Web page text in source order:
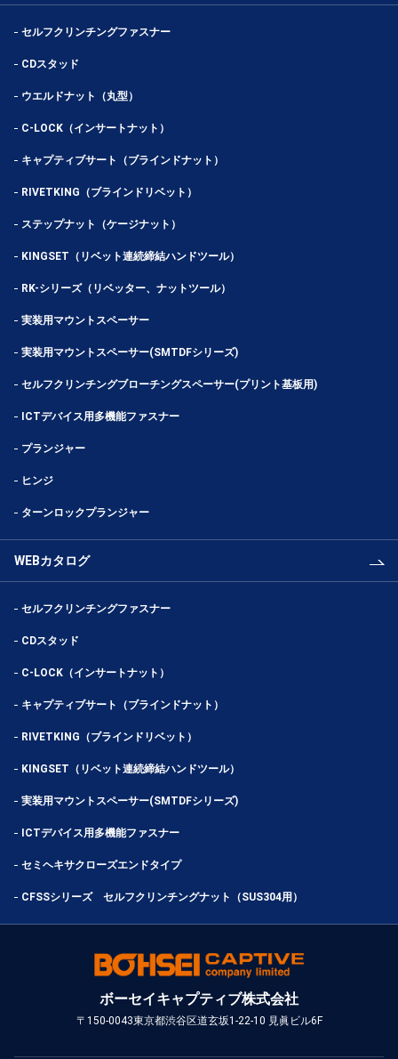
セルフクリンチングファスナー
CDスタッド
ウエルドナット（丸型）
C-LOCK（インサートナット）
キャプティブサート（ブラインドナット）
RIVETKING（ブラインドリベット）
ステップナット（ケージナット）
KINGSET（リベット連続締結ハンドツール）
RK-シリーズ（リベッター、ナットツール）
実装用マウントスペーサー
実装用マウントスペーサー(SMTDFシリーズ)
セルフクリンチングブローチングスペーサー(プリント基板用)
ICTデバイス用多機能ファスナー
プランジャー
ヒンジ
ターンロックプランジャー
WEBカタログ
セルフクリンチングファスナー
CDスタッド
C-LOCK（インサートナット）
キャプティブサート（ブラインドナット）
RIVETKING（ブラインドリベット）
KINGSET（リベット連続締結ハンドツール）
実装用マウントスペーサー(SMTDFシリーズ)
ICTデバイス用多機能ファスナー
セミヘキサクローズエンドタイプ
CFSSシリーズ セルフクリンチングナット（SUS304用）
ボーセイキャプティブ株式会社
〒150-0043東京都渋谷区道玄坂1-22-10 見眞ビル6F